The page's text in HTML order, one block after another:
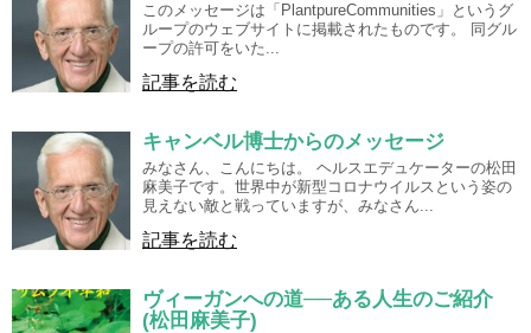
このメッセージは「PlantpureCommunities」というグ
ループのウェブサイトに掲載されたものです。 同グル
ープの許可をいた...
記事を読む
キャンベル博士からのメッセージ
みなさん、こんにちは。 ヘルスエデュケーターの松田
麻美子です。世界中が新型コロナウイルスという姿の
見えない敵と戦っていますが、みなさん...
記事を読む
ヴィーガンへの道──ある人生のご紹介
(松田麻美子)